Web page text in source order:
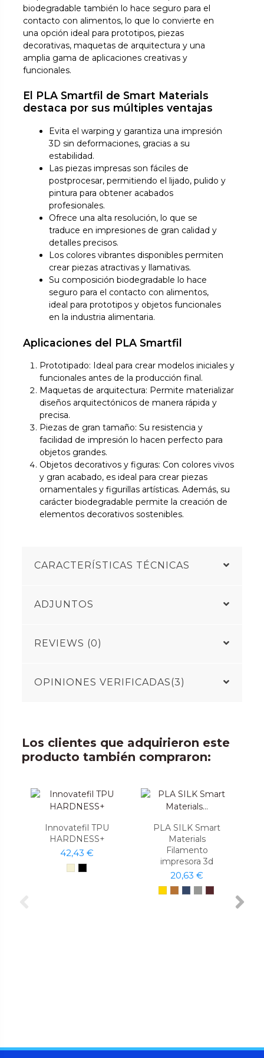
biodegradable también lo hace seguro para el
contacto con alimentos, lo que lo convierte en
una opción ideal para prototipos, piezas
decorativas, maquetas de arquitectura y una
amplia gama de aplicaciones creativas y
funcionales.
El PLA Smartfil de Smart Materials
destaca por sus múltiples ventajas
Evita el warping y garantiza una impresión
3D sin deformaciones, gracias a su
estabilidad.
Las piezas impresas son fáciles de
postprocesar, permitiendo el lijado, pulido y
pintura para obtener acabados
profesionales.
Ofrece una alta resolución, lo que se
traduce en impresiones de gran calidad y
detalles precisos.
Los colores vibrantes disponibles permiten
crear piezas atractivas y llamativas.
Su composición biodegradable lo hace
seguro para el contacto con alimentos,
ideal para prototipos y objetos funcionales
en la industria alimentaria.
Aplicaciones del PLA Smartfil
Prototipado: Ideal para crear modelos iniciales y
funcionales antes de la producción final.
Maquetas de arquitectura: Permite materializar
diseños arquitectónicos de manera rápida y
precisa.
Piezas de gran tamaño: Su resistencia y
facilidad de impresión lo hacen perfecto para
objetos grandes.
Objetos decorativos y figuras: Con colores vivos
y gran acabado, es ideal para crear piezas
ornamentales y figurillas artísticas. Además, su
carácter biodegradable permite la creación de
elementos decorativos sostenibles.
CARACTERÍSTICAS TÉCNICAS
ADJUNTOS
REVIEWS (0)
OPINIONES VERIFICADAS(3)
Los clientes que adquirieron este
producto también compraron:
Innovatefil TPU
HARDNESS+
42,43 €
PLA SILK Smart
Materials
Filamento
impresora 3d
20,63 €